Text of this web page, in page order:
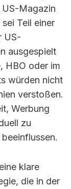
US-Magazin
Teil einer
US-
ausgespielt
HBO oder im
würden nicht
verstoßen.
Werbung
zu
klare
die in der